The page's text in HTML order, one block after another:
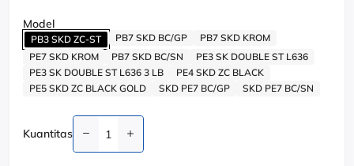
Model
PB3 SKD ZC-ST PB7 SKD BC/GP
PB7 SKD KROM
PE7 SKD KROM
PB7 SKD BC/SN
PE3 SK DOUBLE ST L636
PE3 SK DOUBLE ST L636 3 LB
PE4 SKD ZC BLACK
PE5 SKD ZC BLACK GOLD
SKD PE7 BC/GP SKD PE7 BC/SN
Kuantitas